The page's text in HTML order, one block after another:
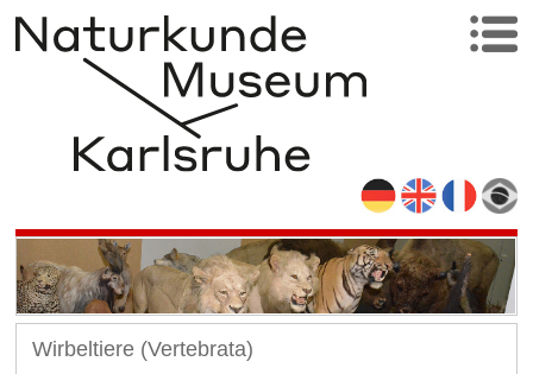
Wirbeltiere (Vertebrata)